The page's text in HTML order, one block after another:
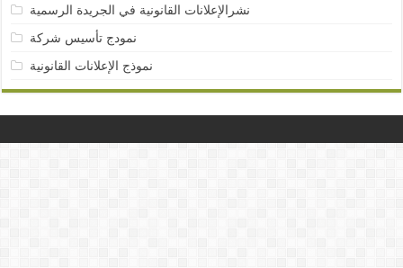
نشرالإعلانات القانونية في الجريدة الرسمية
نمودج تأسيس شركة
نموذج الإعلانات القانونية